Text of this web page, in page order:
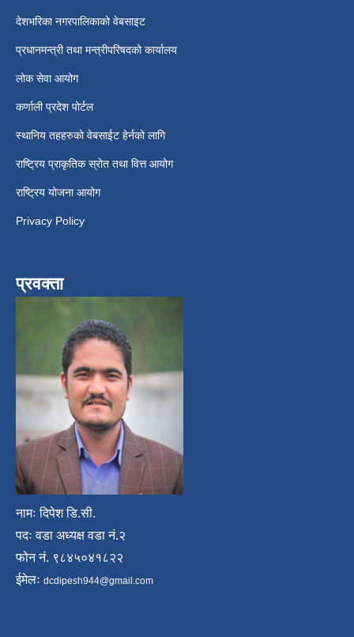
देशभरिका नगरपालिकाको वेबसाइट
प्रधानमन्त्री तथा मन्त्रीपरिषदको कार्यालय
लोक सेवा आयोग
कर्णाली प्रदेश पोर्टल
स्थानिय तहहरुको वेबसाईट हेर्नको लागि
राष्ट्रिय प्राकृतिक स्रोत तथा वित्त आयोग
राष्ट्रिय योजना आयोग
Privacy Policy
प्रवक्ता
नामः दिपेश डि.सी.
पदः वडा अध्यक्ष वडा नं.२
फोन नं. ९८४५०४१८२२
ईमेलः dcdipesh944@gmail.com